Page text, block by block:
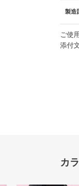
製造
ご使
添付